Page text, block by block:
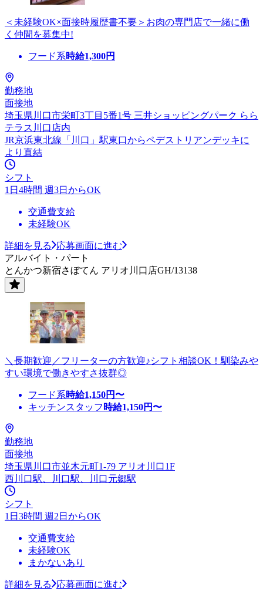
＜未経験OK×面接時履歴書不要＞お肉の専門店で一緒に働
く仲間を募集中!
フード系時給1,300円
勤務地
面接地
埼玉県川口市栄町3丁目5番1号 三井ショッピングパーク らら
テラス川口店内
JR京浜東北線「川口」駅東口からペデストリアンデッキに
より直結
シフト
1日4時間 週3日からOK
交通費支給
未経験OK
詳細を見る
応募画面に進む
アルバイト・パート
とんかつ新宿さぼてん アリオ川口店GH/13138
＼長期歓迎／フリーターの方歓迎♪シフト相談OK！馴染みや
すい環境で働きやすさ抜群◎
フード系時給1,150円〜
キッチンスタッフ 時給1,150円〜
勤務地
面接地
埼玉県川口市並木元町1-79 アリオ川口1F
西川口駅、川口駅、川口元郷駅
シフト
1日3時間 週2日からOK
交通費支給
未経験OK
まかないあり
詳細を見る 応募画面に進む